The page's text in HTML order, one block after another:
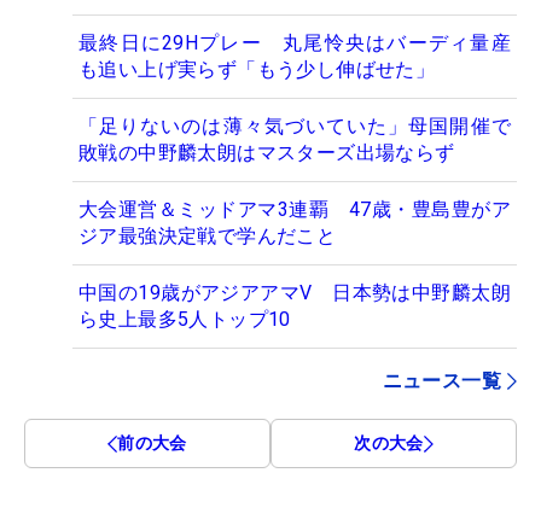
最終日に29Hプレー 丸尾怜央はバーディ量産
も追い上げ実らず「もう少し伸ばせた」
「足りないのは薄々気づいていた」母国開催で
敗戦の中野麟太朗はマスターズ出場ならず
大会運営＆ミッドアマ3連覇 47歳・豊島豊がア
ジア最強決定戦で学んだこと
中国の19歳がアジアアマV 日本勢は中野麟太朗
ら史上最多5人トップ10
ニュース一覧
前の大会 次の大会